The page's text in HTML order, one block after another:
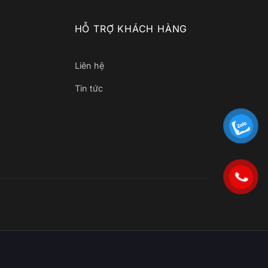
HỖ TRỢ KHÁCH HÀNG
Liên hệ
Tin tức